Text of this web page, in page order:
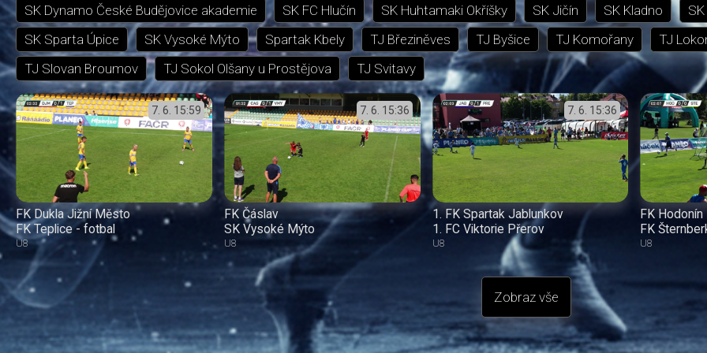
SK Dynamo České Budějovice akademie SK FC Hlučín SK Huhtamaki Okříšky SK Jičín SK Kladno
SK Sparta Úpice
SK Vysoké Mýto Spartak Kbely TJ Březiněves TJ Byšice TJ Komořany
TJ
TJ Slovan Broumov
TJ Sokol Olšany u Prostějova TJ Svitavy
7. 6. 15:59
FK Dukla Jižní Město
FK Teplice - fotbal
U8
7. 6. 15:36
FK Čáslav
SK Vysoké Mýto
U8
7. 6. 15:36
1. FK Spartak Jablunkov
1. FC Viktorie Přerov
U8
FK Hodonín
FK
U8
Zobraz vše